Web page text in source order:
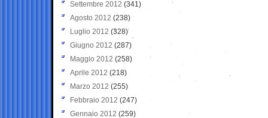
Settembre 2012 (341)
Agosto 2012 (238)
Luglio 2012 (328)
Giugno 2012 (287)
Maggio 2012 (258)
Aprile 2012 (218)
Marzo 2012 (255)
Febbraio 2012 (247)
Gennaio 2012 (259)